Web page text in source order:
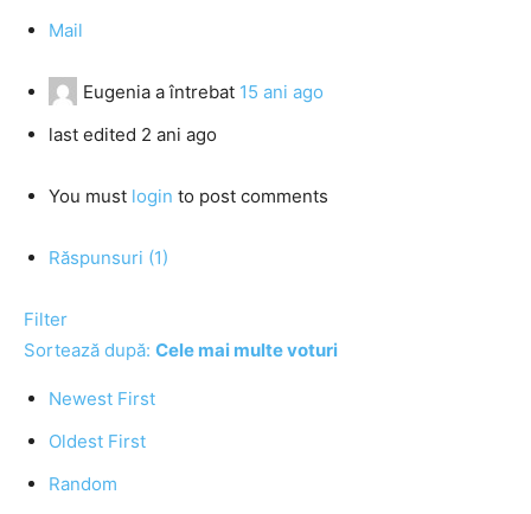
Mail
Eugenia a întrebat 15 ani ago
last edited 2 ani ago
You must login to post comments
Răspunsuri (1)
Filter
Sortează după: Cele mai multe voturi
Newest First
Oldest First
Random